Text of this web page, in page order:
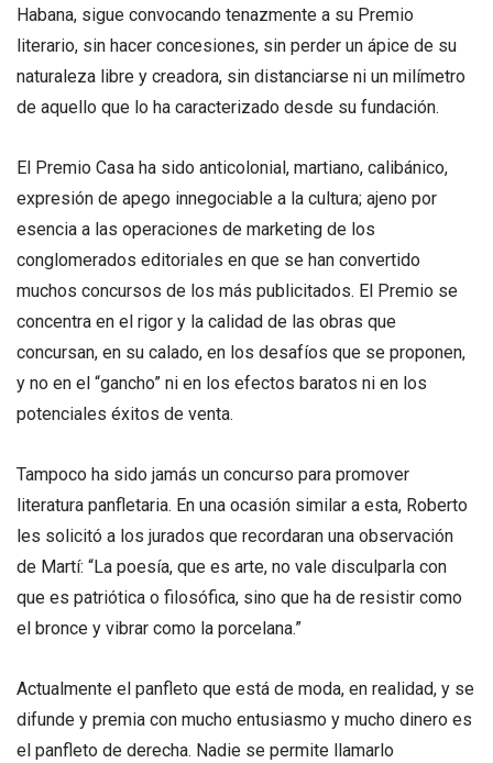
Habana, sigue convocando tenazmente a su Premio
literario, sin hacer concesiones, sin perder un ápice de su
naturaleza libre y creadora, sin distanciarse ni un milímetro
de aquello que lo ha caracterizado desde su fundación.
El Premio Casa ha sido anticolonial, martiano, calibánico,
expresión de apego innegociable a la cultura; ajeno por
esencia a las operaciones de marketing de los
conglomerados editoriales en que se han convertido
muchos concursos de los más publicitados. El Premio se
concentra en el rigor y la calidad de las obras que
concursan, en su calado, en los desafíos que se proponen,
y no en el “gancho” ni en los efectos baratos ni en los
potenciales éxitos de venta.
Tampoco ha sido jamás un concurso para promover
literatura panfletaria. En una ocasión similar a esta, Roberto
les solicitó a los jurados que recordaran una observación
de Martí: “La poesía, que es arte, no vale disculparla con
que es patriótica o filosófica, sino que ha de resistir como
el bronce y vibrar como la porcelana.”
Actualmente el panfleto que está de moda, en realidad, y se
difunde y premia con mucho entusiasmo y mucho dinero es
el panfleto de derecha. Nadie se permite llamarlo